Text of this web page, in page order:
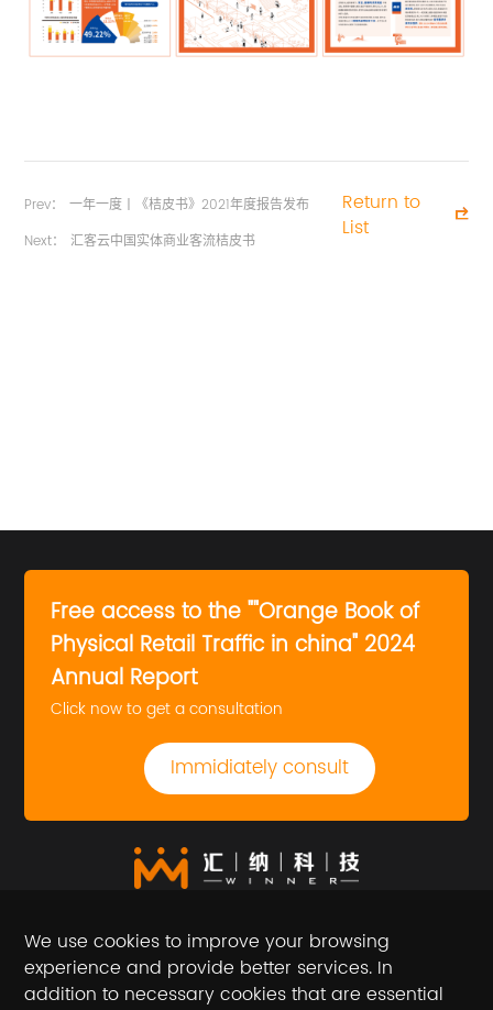
Prev：
一年一度丨《桔皮书》2021年度报告发布
Next：
汇客云中国实体商业客流桔皮书
Return to
List
We use cookies to improve your browsing
experience and provide better services. In
addition to necessary cookies that are essential
Free access to the ""Orange Book of
Physical Retail Traffic in china" 2024
Annual Report
Click now to get a consultation
Immidiately consult